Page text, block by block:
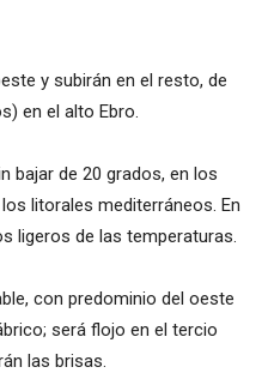
y subirán en el resto, de
en el alto Ebro.
bajar de 20 grados, en los
litorales mediterráneos. En
ligeros de las temperaturas.
con predominio del oeste
será flojo en el tercio
las brisas.